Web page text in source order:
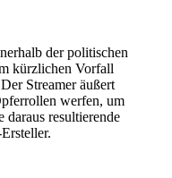
der politischen
kürzlichen Vorfall
Streamer äußert
werfen, um
resultierende